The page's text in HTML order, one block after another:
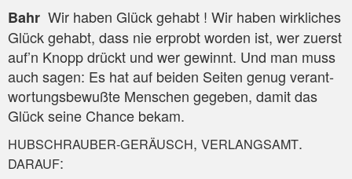
Bahr Wir haben Glück gehabt ! Wir haben wirk­li­ches
Glück gehabt, dass nie erprobt wor­den ist, wer zuerst
auf’n Knopp drückt und wer gewinnt. Und man muss
auch sagen: Es hat auf bei­den Sei­ten genug ver­ant­
wor­tungs­be­wuß­te Men­schen gege­ben, damit das
Glück sei­ne Chan­ce bekam.
HUBSCHRAUBER-GERÄUSCH, VERLANGSAMT.
DARAUF: